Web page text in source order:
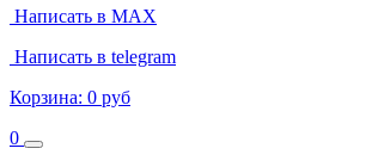
Написать в MAX
Написать в telegram
Корзина: 0 руб
0